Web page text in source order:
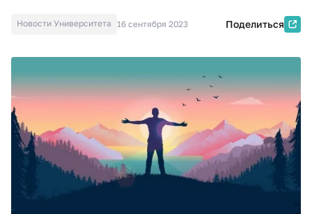
Новости Университета 16 сентября 2023 Поделиться